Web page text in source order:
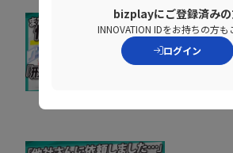
「私たち
い込んで
bizplayにご登録済み
INNOVATION IDをお持ちの方も
ログイン